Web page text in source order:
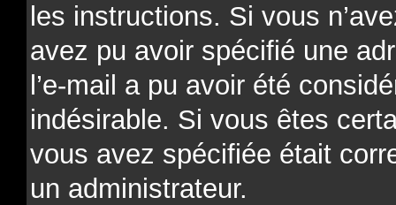
les instructions. Si vous
avez pu avoir spécifié une
l’e-mail a pu avoir été
indésirable. Si vous êtes
vous avez spécifiée était
un administrateur.